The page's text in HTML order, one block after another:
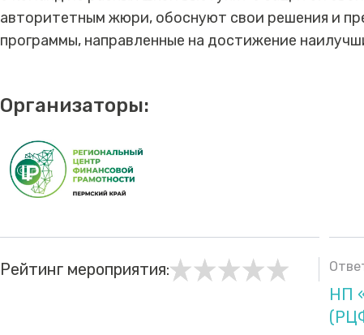
авторитетным жюри, обоснуют свои решения и
программы, направленные на достижение
Организаторы:
Рейтинг мероприятия:
НП